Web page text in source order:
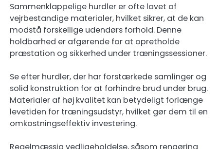
Sammenklappelige hurdler er ofte lavet af
vejrbestandige materialer, hvilket sikrer, at de kan
modstå forskellige udendørs forhold. Denne
holdbarhed er afgørende for at opretholde
præstation og sikkerhed under træningssessioner.
Se efter hurdler, der har forstærkede samlinger og
solid konstruktion for at forhindre brud under brug.
Materialer af høj kvalitet kan betydeligt forlænge
levetiden for træningsudstyr, hvilket gør dem til en
omkostningseffektiv investering.